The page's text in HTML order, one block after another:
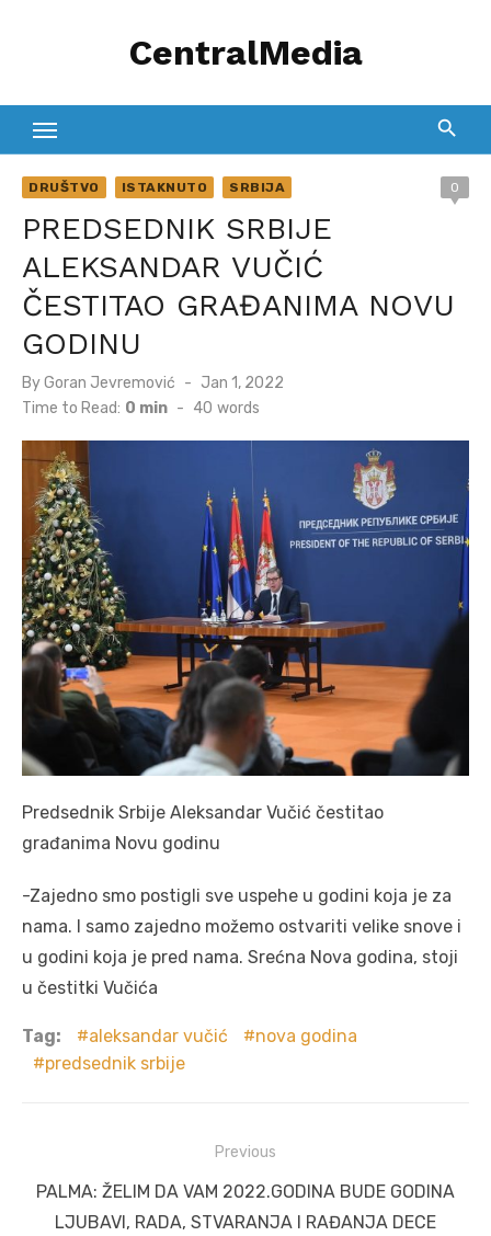
CentralMedia
DRUŠTVO ISTAKNUTO SRBIJA 0
PREDSEDNIK SRBIJE
ALEKSANDAR VUČIĆ
ČESTITAO GRAĐANIMA NOVU
GODINU
ByGoran Jevremović
Posted
on
Jan 1, 2022
Time to Read: 0 min - 40 words
Predsednik Srbije Aleksandar Vučić čestitao
građanima Novu godinu
-Zajedno smo postigli sve uspehe u godini koja je za
nama. I samo zajedno možemo ostvariti velike snove i
u godini koja je pred nama. Srećna Nova godina, stoji
u čestitki Vučića
Tag: aleksandar vučić
nova godina
predsednik srbije
navigation
Previous
Previous
post:
PALMA: ŽELIM DA VAM 2022.GODINA BUDE GODINA
LJUBAVI, RADA, STVARANJA I RAĐANJA DECE